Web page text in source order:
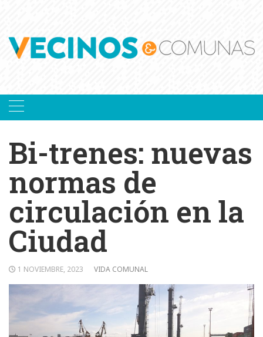
Bi-trenes: nuevas
normas de
circulación en la
Ciudad
1 NOVIEMBRE, 2023 VIDA COMUNAL